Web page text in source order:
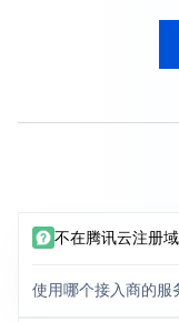
不在腾讯云注册
使用哪个接入商的服